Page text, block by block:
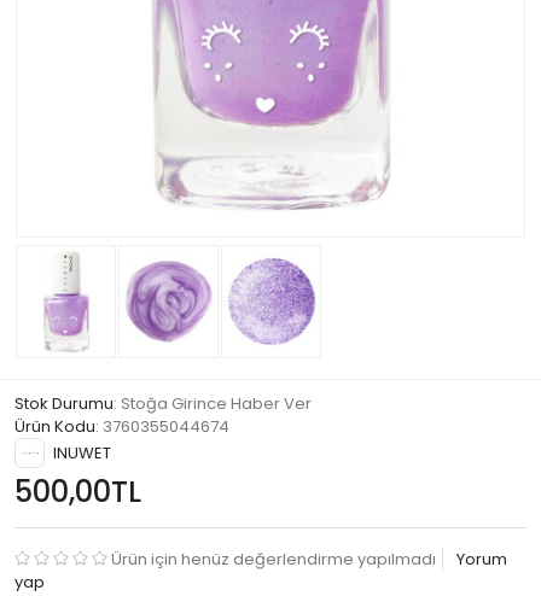
Stok Durumu: Stoğa Girince Haber Ver
Ürün Kodu: 3760355044674
INUWET
500,00TL
Ürün için henüz değerlendirme yapılmadı
Yorum
yap